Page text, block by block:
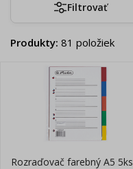
Filtrovať
Produkty: 81 položiek
Rozraďovač farebný A5 5ks